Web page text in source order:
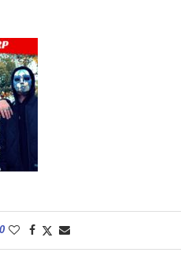
0